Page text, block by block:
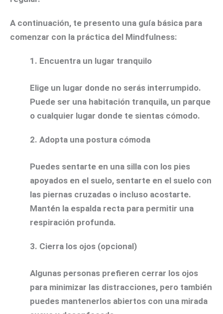
A continuación, te presento una guía básica para
comenzar con la práctica del Mindfulness:
1. Encuentra un lugar tranquilo
Elige un lugar donde no serás interrumpido.
Puede ser una habitación tranquila, un parque
o cualquier lugar donde te sientas cómodo.
2. Adopta una postura cómoda
Puedes sentarte en una silla con los pies
apoyados en el suelo, sentarte en el suelo con
las piernas cruzadas o incluso acostarte.
Mantén la espalda recta para permitir una
respiración profunda.
3. Cierra los ojos (opcional)
Algunas personas prefieren cerrar los ojos
para minimizar las distracciones, pero también
puedes mantenerlos abiertos con una mirada